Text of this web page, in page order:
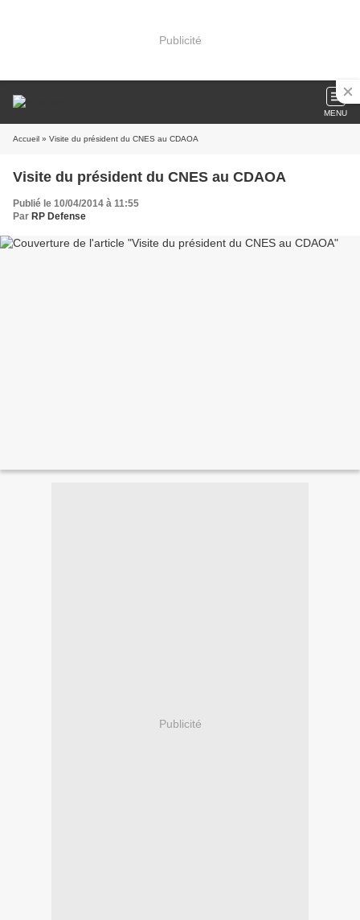
Publicité
MENU
Accueil » Visite du président du CNES au CDAOA
Visite du président du CNES au CDAOA
Publié le 10/04/2014 à 11:55
Par RP Defense
Publicité